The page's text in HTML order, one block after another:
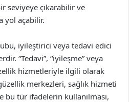
seviyeye çıkarabilir ve
yol açabilir.
iyileştirici veya tedavi edici
“Tedavi”, “iyileşme” veya
hizmetleriyle ilgili olarak
merkezleri, sağlık hizmeti
tür ifadelerin kullanılması,